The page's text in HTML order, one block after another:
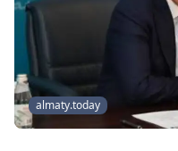
almaty.today